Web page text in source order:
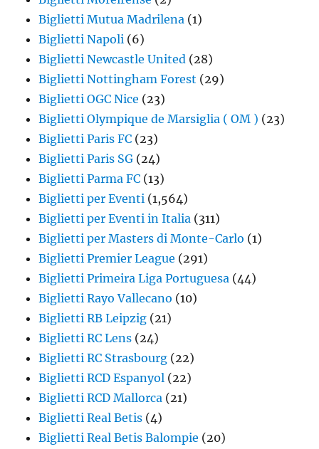
Biglietti Mutua Madrilena (1)
Biglietti Napoli (6)
Biglietti Newcastle United (28)
Biglietti Nottingham Forest (29)
Biglietti OGC Nice (23)
Biglietti Olympique de Marsiglia ( OM ) (23)
Biglietti Paris FC (23)
Biglietti Paris SG (24)
Biglietti Parma FC (13)
Biglietti per Eventi (1,564)
Biglietti per Eventi in Italia (311)
Biglietti per Masters di Monte-Carlo (1)
Biglietti Premier League (291)
Biglietti Primeira Liga Portuguesa (44)
Biglietti Rayo Vallecano (10)
Biglietti RB Leipzig (21)
Biglietti RC Lens (24)
Biglietti RC Strasbourg (22)
Biglietti RCD Espanyol (22)
Biglietti RCD Mallorca (21)
Biglietti Real Betis (4)
Biglietti Real Betis Balompie (20)